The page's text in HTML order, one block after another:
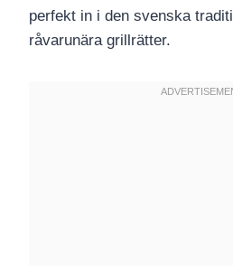
perfekt in i den svenska
råvarunära grillrätter.